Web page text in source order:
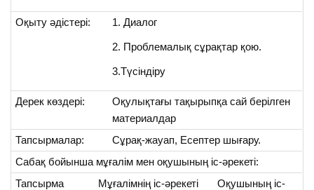
Оқыту әдістері: 1. Диалог
2. Проблемалық сұрақтар қою.
3.Түсіндіру
Дерек көздері:
Оқулықтағы тақырыпқа сай берілген
материалдар
Тапсырмалар:
Сұрақ-жауап, Есептер шығару.
Сабақ бойынша мұғалім мен оқушының іс-әрекеті:
Тапсырма
Мұғалімнің іс-әрекеті
Оқушының іс-